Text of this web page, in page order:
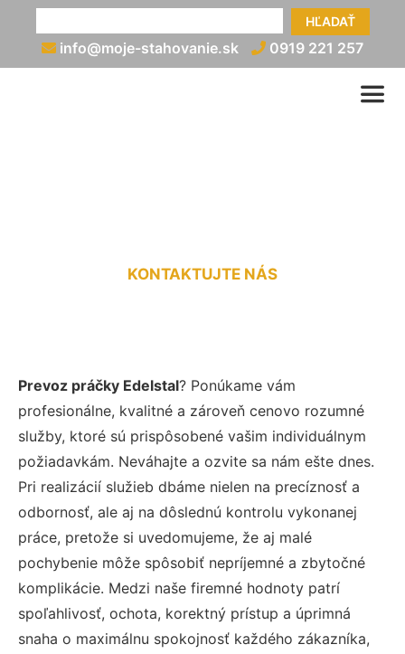
HĽADAŤ
info@moje-stahovanie.sk 0919 221 257
KONTAKTUJTE NÁS
Prevoz práčky Edelstal? Ponúkame vám
profesionálne, kvalitné a zároveň cenovo rozumné
služby, ktoré sú prispôsobené vašim individuálnym
požiadavkám. Neváhajte a ozvite sa nám ešte dnes.
Pri realizácií služieb dbáme nielen na precíznosť a
odbornosť, ale aj na dôslednú kontrolu vykonanej
práce, pretože si uvedomujeme, že aj malé
pochybenie môže spôsobiť nepríjemné a zbytočné
komplikácie. Medzi naše firemné hodnoty patrí
spoľahlivosť, ochota, korektný prístup a úprimná
snaha o maximálnu spokojnosť každého zákazníka,